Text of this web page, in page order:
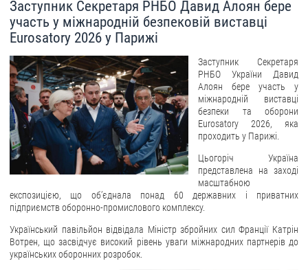
Історична довідка про діяльність Ради національної безпеки і оборони України
ОФІЦІЙНІ ДОКУМЕНТИ
ПРЕСЦЕНТР
Новини
Drone Deals
Фотогалерея
Відеогалерея
Звернення громадян
Електронне звернення
ДОСТУП ДО ПУБЛІЧНОЇ ІНФОРМАЦІЇ
Заступник Секретаря РНБО Давид Алоян бере
участь у міжнародній безпековій виставці
Eurosatory 2026 у Парижі
Заступник Секретаря
РНБО України Давид
Алоян бере участь у
міжнародній виставці
безпеки та оборони
Eurosatory 2026, яка
проходить у Парижі.
Цьогоріч Україна
представлена на заході
масштабною
експозицією, що об’єднала понад 60 державних і приватних
підприємств оборонно-промислового комплексу.
Український павільйон відвідала Міністр збройних сил Франції Катрін
Вотрен, що засвідчує високий рівень уваги міжнародних партнерів до
українських оборонних розробок.